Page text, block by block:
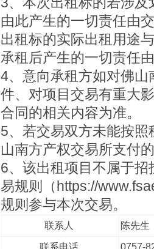
由此产生的一切责任由
出租标的实际出租用途
承租后产生的一切责任
4、意向承租方如对佛
件、对项目交易有重大
合同的相关内容为准。
5、若交易双方未能按
山南方产权交易所支付
6、该出租项目不属于
易规则（https://
规则参与本次交易。
联系人 陈先生
联系电话 0757-